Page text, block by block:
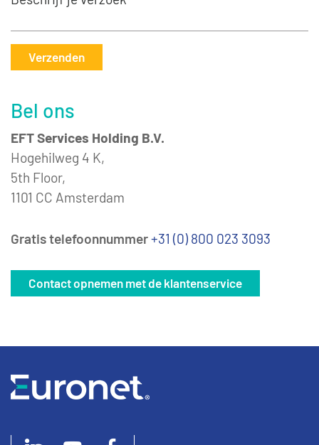
Verzenden
Bel ons
EFT Services Holding B.V.
Hogehilweg 4 K,
5th Floor,
1101 CC Amsterdam
Gratis telefoonnummer+31 (0) 800 023 3093
Contact opnemen met de klantenservice